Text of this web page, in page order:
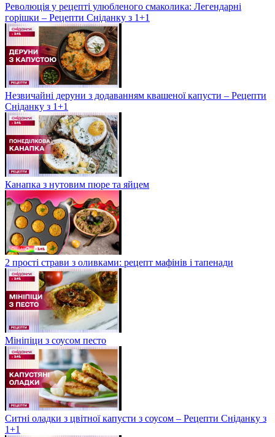
Революція у рецепті улюбленого смаколика: Легендарні
горішки – Рецепти Сніданку з 1+1
Незвичайні деруни з додаванням квашеної капусти – Рецепти
Сніданку з 1+1
Канапка з нутовим пюре та яйцем
2 прості страви з оливками: рецепт мафінів і тапенади
Мініпіци з соусом песто
Ситні оладки з цвітної капусти з соусом – Рецепти Сніданку з
1+1